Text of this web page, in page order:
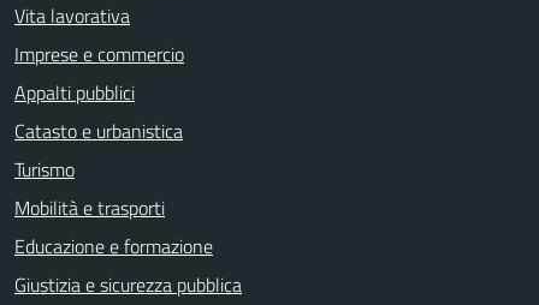
Vita lavorativa
Imprese e commercio
Appalti pubblici
Catasto e urbanistica
Turismo
Mobilità e trasporti
Educazione e formazione
Giustizia e sicurezza pubblica